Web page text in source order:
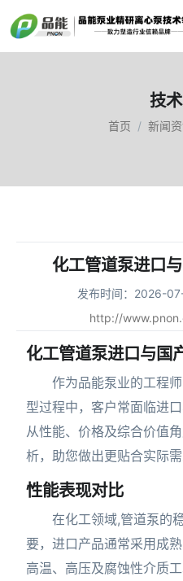
技
首页 新闻
化工管道泵进口
发布时间：2026-
http://
化工管道泵进口与国
作为品能泵业的工程
型过程中，客户常面临进
从性能、价格及综合价值
析，助您做出更贴合实际需
性能表现对比
在化工领域,管道泵的
要，进口产品通常采用成
高温、高压及腐蚀性介质